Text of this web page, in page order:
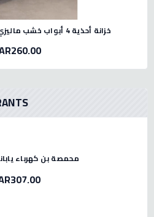
خزانة أحذية 4 أبواب خشب ماليزي 160 سم - لون رمادي
محمصة بن كهرباء